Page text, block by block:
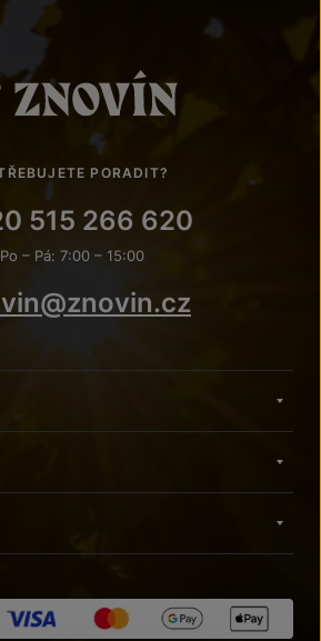
PORADIT?
515 266 620
Po – Pá: 7:00 – 15:00